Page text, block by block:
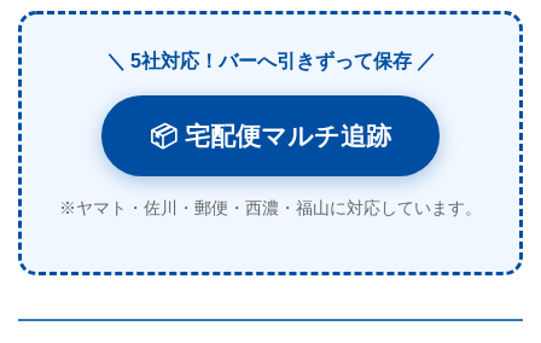
＼ 5社対応！バーへ引きずって保存 ／
📦 宅配便マルチ追跡
※ヤマト・佐川・郵便・西濃・福山に対応しています。